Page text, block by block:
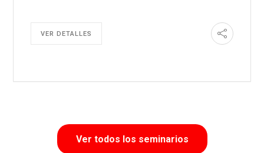
VER DETALLES
Ver todos los seminarios